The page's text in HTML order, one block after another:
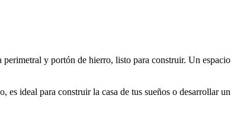
y portón de hierro, listo para construir. Un espacio
ideal para construir la casa de tus sueños o desarrollar un